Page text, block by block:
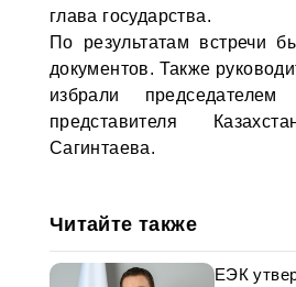
глава государства.
По результатам встречи
документов. Также
избрали
представителя
Сагинтаева.
Читайте также
ЕЭК